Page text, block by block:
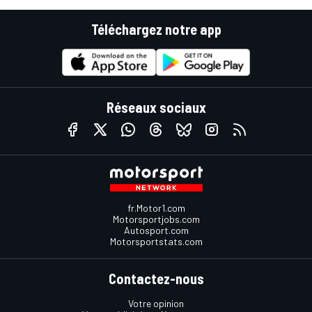
Téléchargez notre app
Réseaux sociaux
fr.Motor1.com
Motorsportjobs.com
Autosport.com
Motorsportstats.com
Contactez-nous
Votre opinion